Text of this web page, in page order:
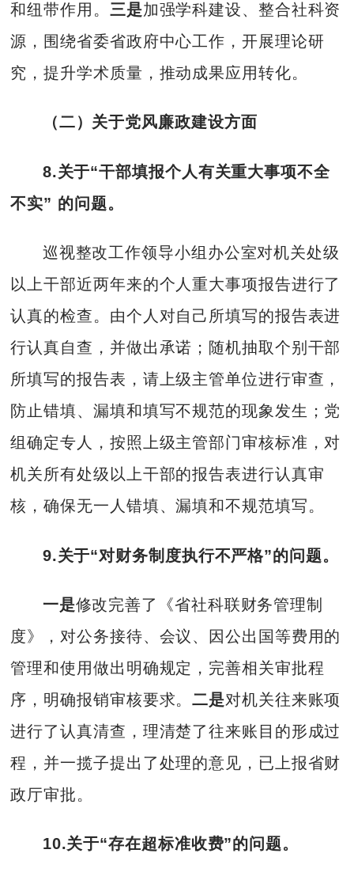
和纽带作用。 三是加强学科建设、整合社科资
源，围绕省委省政府中心工作，开展理论研
究，提升学术质量，推动成果应用转化。
（二）关于党风廉政建设方面
8.关于“干部填报个人有关重大事项不全
不实” 的问题。
巡视整改工作领导小组办公室对机关处级
以上干部近两年来的个人重大事项报告进行了
认真的检查。由个人对自己所填写的报告表进
行认真自查，并做出承诺；随机抽取个别干部
所填写的报告表，请上级主管单位进行审查，
防止错填、漏填和填写不规范的现象发生；党
组确定专人，按照上级主管部门审核标准，对
机关所有处级以上干部的报告表进行认真审
核，确保无一人错填、漏填和不规范填写。
9.关于“对财务制度执行不严格”的问题。
一是修改完善了《省社科联财务管理制
度》，对公务接待、会议、因公出国等费用的
管理和使用做出明确规定，完善相关审批程
序，明确报销审核要求。二是对机关往来账项
进行了认真清查，理清楚了往来账目的形成过
程，并一揽子提出了处理的意见，已上报省财
政厅审批。
10.关于“存在超标准收费”的问题。